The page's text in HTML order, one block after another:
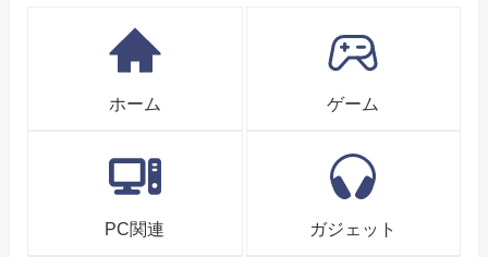
ホーム ゲーム
PC関連 ガジェット